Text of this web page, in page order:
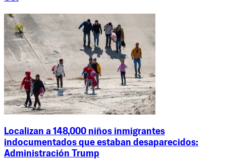
Localizan a 148,000 niños inmigrantes
indocumentados que estaban desaparecidos:
Administración Trump